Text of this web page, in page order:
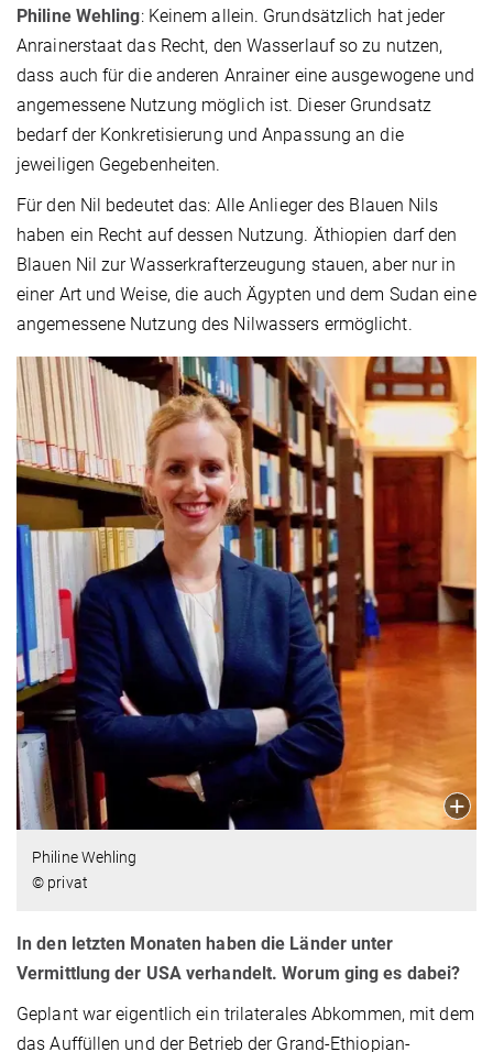
Philine Wehling: Keinem allein. Grundsätzlich hat jeder
Anrainerstaat das Recht, den Wasserlauf so zu nutzen,
dass auch für die anderen Anrainer eine ausgewogene und
angemessene Nutzung möglich ist. Dieser Grundsatz
bedarf der Konkretisierung und Anpassung an die
jeweiligen Gegebenheiten.
Für den Nil bedeutet das: Alle Anlieger des Blauen Nils
haben ein Recht auf dessen Nutzung. Äthiopien darf den
Blauen Nil zur Wasserkrafterzeugung stauen, aber nur in
einer Art und Weise, die auch Ägypten und dem Sudan eine
angemessene Nutzung des Nilwassers ermöglicht.
Philine Wehling
© privat
In den letzten Monaten haben die Länder unter
Vermittlung der USA verhandelt. Worum ging es dabei?
Geplant war eigentlich ein trilaterales Abkommen, mit dem
das Auffüllen und der Betrieb der Grand-Ethiopian-